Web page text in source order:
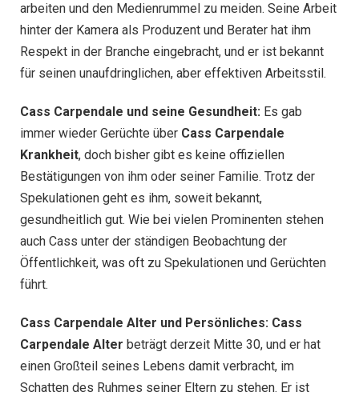
arbeiten und den Medienrummel zu meiden. Seine Arbeit
hinter der Kamera als Produzent und Berater hat ihm
Respekt in der Branche eingebracht, und er ist bekannt
für seinen unaufdringlichen, aber effektiven Arbeitsstil.
Cass Carpendale und seine Gesundheit: Es gab
immer wieder Gerüchte über Cass Carpendale
Krankheit, doch bisher gibt es keine offiziellen
Bestätigungen von ihm oder seiner Familie. Trotz der
Spekulationen geht es ihm, soweit bekannt,
gesundheitlich gut. Wie bei vielen Prominenten stehen
auch Cass unter der ständigen Beobachtung der
Öffentlichkeit, was oft zu Spekulationen und Gerüchten
führt.
Cass Carpendale Alter und Persönliches: Cass
Carpendale Alter beträgt derzeit Mitte 30, und er hat
einen Großteil seines Lebens damit verbracht, im
Schatten des Ruhmes seiner Eltern zu stehen. Er ist